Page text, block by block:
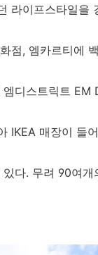
라이프스타일을
점, 엠카르티에
디스트릭트 EM
IKEA 매장이 들
있다. 무려 90여개